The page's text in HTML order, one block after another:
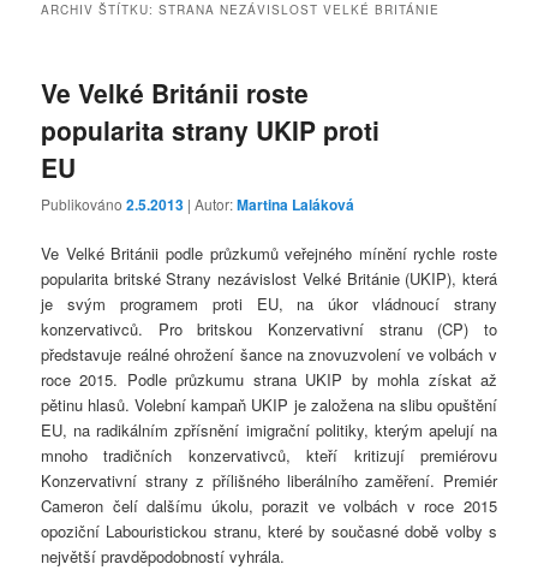
ARCHIV ŠTÍTKU:STRANA NEZÁVISLOST VELKÉ BRITÁNIE
Ve Velké Británii roste
popularita strany UKIP proti
EU
Publikováno2.5.2013 | Autor:Martina Laláková
Ve Velké Británii podle průzkumů veřejného mínění rychle roste
popularita britské Strany nezávislost Velké Británie (UKIP), která
je svým programem proti EU, na úkor vládnoucí strany
konzervativců. Pro britskou Konzervativní stranu (CP) to
představuje reálné ohrožení šance na znovuzvolení ve volbách v
roce 2015. Podle průzkumu strana UKIP by mohla získat až
pětinu hlasů. Volební kampaň UKIP je založena na slibu opuštění
EU, na radikálním zpřísnění imigrační politiky, kterým apelují na
mnoho tradičních konzervativců, kteří kritizují premiérovu
Konzervativní strany z přílišného liberálního zaměření. Premiér
Cameron čelí dalšímu úkolu, porazit ve volbách v roce 2015
opoziční Labouristickou stranu, které by současné době volby s
největší pravděpodobností vyhrála.